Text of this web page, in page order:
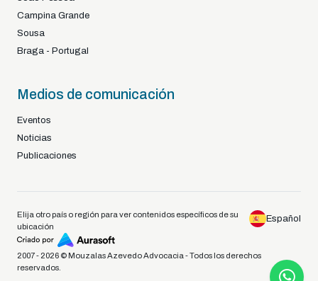
Campina Grande
Sousa
Braga - Portugal
Medios de comunicación
Eventos
Noticias
Publicaciones
Elija otro país o región para ver contenidos específicos de su
ubicación
Español
2007 - 2026 © Mouzalas Azevedo Advocacia - Todos los derechos
reservados.